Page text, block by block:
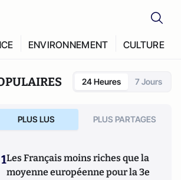
ENVIRONNEMENT CULTURE
24 Heures 7 Jours
PLUS LUS PLUS PARTAGES
1Les Français moins riches que la
moyenne européenne pour la 3e